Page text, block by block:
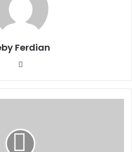
Ferdian